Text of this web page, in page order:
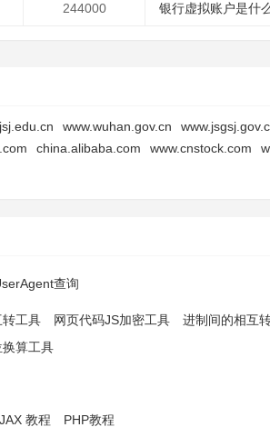
244000 银行虚拟账户是什
www.wuhan.gov.cn
china.alibaba.com www.cnstock.com
查询
工具 网页代码JS加密工具 进制间的相互
算工具
教程 PHP教程